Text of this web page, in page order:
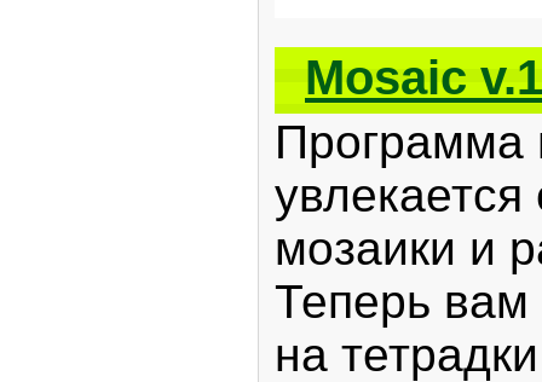
Mosaic
Программа
мозаики и
Теперь вам
на